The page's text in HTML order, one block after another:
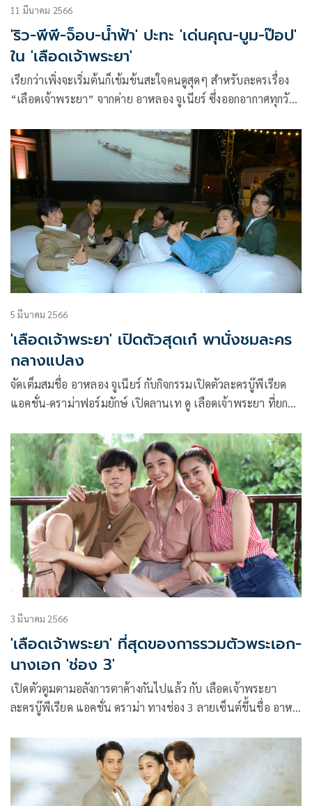
11 มีนาคม 2566
'ริว-พีพี-จ็อบ-น้ำฟ้า' ปะทะ 'เด่นคุณ-บูม-ป๊อป'
ใน 'เลือดเจ้าพระยา'
เรียกว่าเพิ่งจะเริ่มต้นก็เข้มข้นสะใจคนดูสุดๆ สำหรับละครเรื่อง
“เลือดเจ้าพระยา” จากค่าย อาหลอง จูเนียร์ ซึ่งออกอากาศทุกวัน
ลายมือของนักแสดงอย่าง เด่นคุณ งามเนตร, บูม-สุภาพร วงษ์
ถ้วยทอง, ป๊อป-ฐากูร การทิพย์, แจ็คกี้-ชาเคอลีน มึ้นช์ และ ตั๊ก-
นภัสกร มิตรธีรโรจน์ ร่วมด้วยนักแสดงอีกคับคั่ง
5 มีนาคม 2566
'เลือดเจ้าพระยา' เปิดตัวสุดเก๋ พานั่งชมละคร
กลางแปลง
จัดเต็มสมชื่อ อาหลอง จูเนียร์ กับกิจกรรมเปิดตัวละครบู๊พีเรียด
แอคชั่น-ดราม่าฟอร์มยักษ์ เปิดลานเท ดู เลือดเจ้าพระยา ที่ยก
ตอนแรกไปพร้อมกัน กับนักแสดงนำ เด่นคุณ งามเนตร, บูม สุภา
พร, ป๊อป ฐากูร
3 มีนาคม 2566
'เลือดเจ้าพระยา' ที่สุดของการรวมตัวพระเอก-
นางเอก 'ช่อง 3'
เปิดตัวตูมตามอลังการตาค้างกันไปแล้ว กับ เลือดเจ้าพระยา
ละครบู๊พีเรียด แอคชั่น ดราม่า ทางช่อง 3 ลายเซ็นต์ขึ้นชื่อ อาหล
เฉิดบุญ แห่งบ้าน ภักดีวิจิตร ที่สร้างปรากฏการณ์สุดยิ่งใหญ่ กับ
รวมตัวนักแสดงพระเอก-นางเอก อย่างคับคั่ง ทั้งรุ่นเล็กไปจนถึง
รุ่นใหญ่